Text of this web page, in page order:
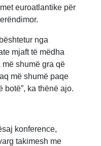
euroatlantike për
nga
mjaft të mëdha
shumë gra që
më shumë paqe
botë”, ka thënë ajo.
konference,
takimesh me